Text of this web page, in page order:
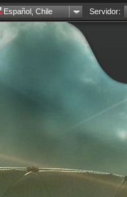
Español, Chile Servidor: